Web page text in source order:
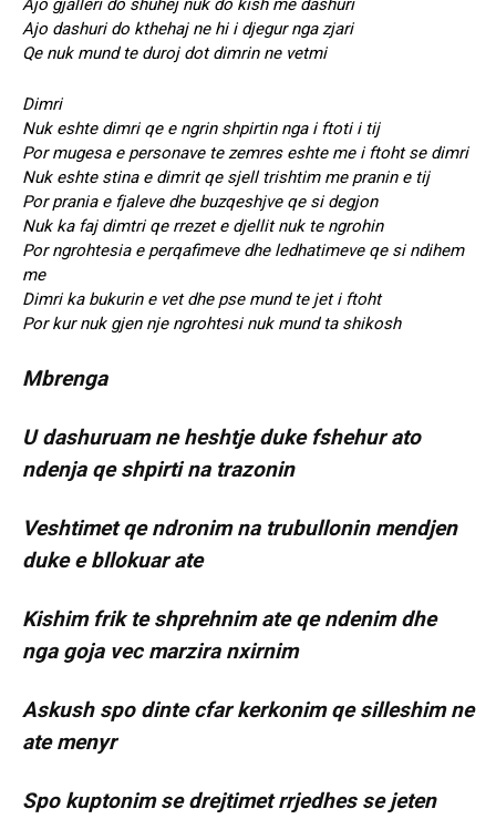
Ajo gjalleri do shuhej nuk do kish me dashuri
Ajo dashuri do kthehaj ne hi i djegur nga zjari
Qe nuk mund te duroj dot dimrin ne vetmi
Dimri
Nuk eshte dimri qe e ngrin shpirtin nga i ftoti i tij
Por mugesa e personave te zemres eshte me i ftoht se dimri
Nuk eshte stina e dimrit qe sjell trishtim me pranin e tij
Por prania e fjaleve dhe buzqeshjve qe si degjon
Nuk ka faj dimtri qe rrezet e djellit nuk te ngrohin
Por ngrohtesia e perqafimeve dhe ledhatimeve qe si ndihem
me
Dimri ka bukurin e vet dhe pse mund te jet i ftoht
Por kur nuk gjen nje ngrohtesi nuk mund ta shikosh
Mbrenga
U dashuruam ne heshtje duke fshehur ato
ndenja qe shpirti na trazonin
Veshtimet qe ndronim na trubullonin mendjen
duke e bllokuar ate
Kishim frik te shprehnim ate qe ndenim dhe
nga goja vec marzira nxirnim
Askush spo dinte cfar kerkonim qe silleshim ne
ate menyr
Spo kuptonim se drejtimet rrjedhes se jeten